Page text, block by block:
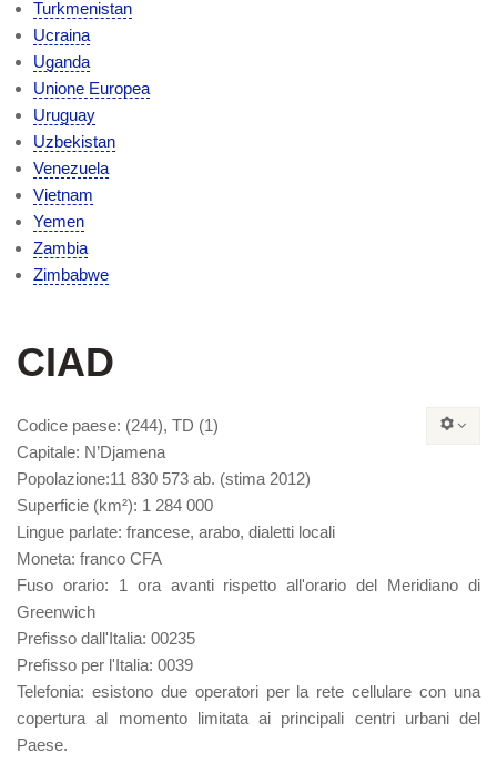
Turkmenistan
Ucraina
Uganda
Unione Europea
Uruguay
Uzbekistan
Venezuela
Vietnam
Yemen
Zambia
Zimbabwe
CIAD
Codice paese: (244), TD (1)
Capitale: N’Djamena
Popolazione:11 830 573 ab. (stima 2012)
Superficie (km²): 1 284 000
Lingue parlate: francese, arabo, dialetti locali
Moneta: franco CFA
Fuso orario: 1 ora avanti rispetto all'orario del Meridiano di
Greenwich
Prefisso dall'Italia: 00235
Prefisso per l'Italia: 0039
Telefonia: esistono due operatori per la rete cellulare con una
copertura al momento limitata ai principali centri urbani del
Paese.